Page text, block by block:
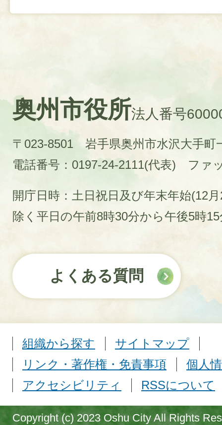
奥州市役所法人番号
〒023-8501 岩手県奥州市水沢大手町
電話番号：0197-24-2111(代表)
ファ
開庁日時：土日祝日及び年末年始(12
除く平日の午前8時30分から午後5時
よくある質問
組織から探す
サイトマップ
リンク・著作権・免責事項
個人
アクセシビリティ
RSSについて
Copyright (c) 2023 Oshu City All Rights